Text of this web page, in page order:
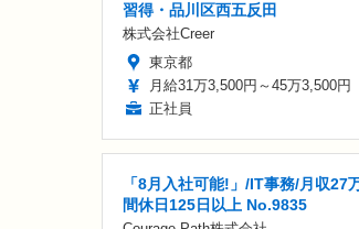
習得・品川区西五反田
株式会社Creer
東京都
月給31万3,500円～45万3,500円
正社員
「8月入社可能!」/IT事務/月収27
間休日125日以上 No.9835